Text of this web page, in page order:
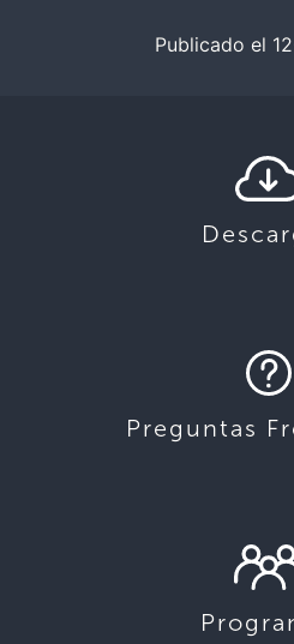
Publicado el
Preguntas